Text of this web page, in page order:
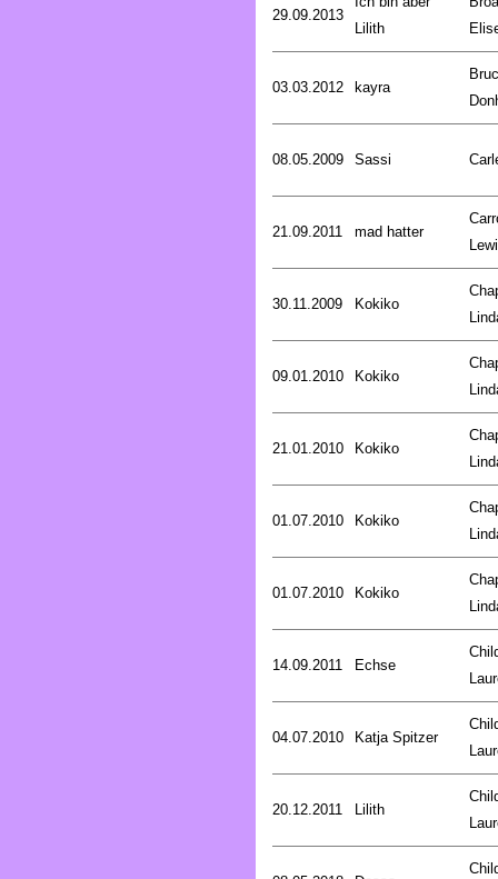
29.09.2013
Lilith
03.03.2012 kayra
08.05.2009 Sassi
21.09.2011 mad hatter
30.11.2009 Kokiko
09.01.2010 Kokiko
21.01.2010 Kokiko
01.07.2010 Kokiko
01.07.2010 Kokiko
14.09.2011 Echse
04.07.2010 Katja Spitzer
20.12.2011 Lilith